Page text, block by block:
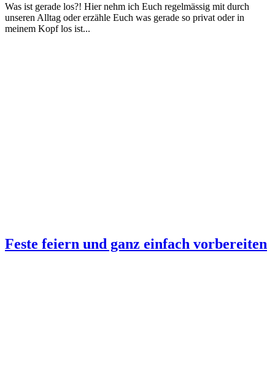
Was ist gerade los?! Hier nehm ich Euch regelmässig mit durch
unseren Alltag oder erzähle Euch was gerade so privat oder in
meinem Kopf los ist...
Feste feiern und ganz einfach vorbereiten